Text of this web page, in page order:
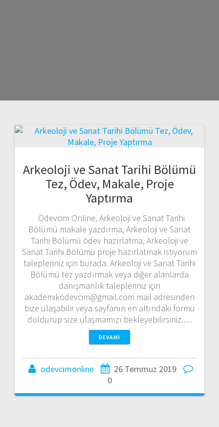
Arkeoloji ve Sanat Tarihi Bölümü
Tez, Ödev, Makale, Proje
Yaptırma
Ödevcim Online, Arkeoloji ve Sanat Tarihi
Bölümü makale yazdırma, Arkeoloji ve Sanat
Tarihi Bölümü ödev hazırlatma, Arkeoloji ve
Sanat Tarihi Bölümü proje hazırlatmak istiyorum
talepleriniz için burada. Arkeoloji ve Sanat Tarihi
Bölümü tez yazdırmak veya diğer alanlarda
danışmanlık talepleriniz için
akademikodevcim@gmail.com mail adresinden
bize ulaşabilir veya sayfanın en altındaki formu
doldurup size ulaşmamızı bekleyebilirsiniz.…
DEVAMI
odevcimonline
26 Temmuz 2019
0